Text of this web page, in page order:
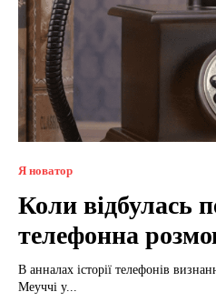
Я новатор
Коли відбулась
телефонна
В анналах історії телефонів
Меуччі у...